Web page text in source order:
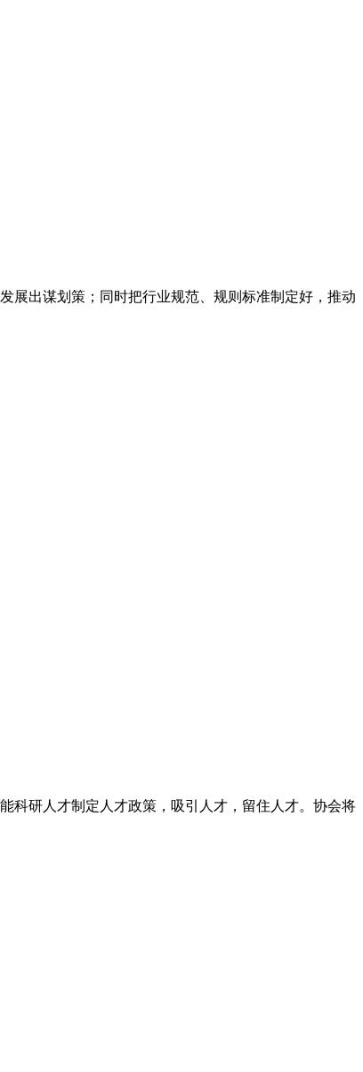
出谋划策；同时把行业规范、规则标准制定好，推动
研人才制定人才政策，吸引人才，留住人才。协会将